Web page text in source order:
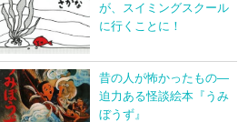
が、スイミングスクール
に行くことに！
昔の人が怖かったもの―
迫力ある怪談絵本『うみ
ぼうず』